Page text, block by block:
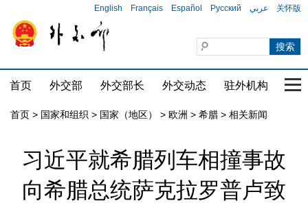
English Français Español Русский عربي 关怀版
首页 外交部 外交部长 外交动态 驻外机构 国
首页 > 国家和组织 > 国家（地区） > 欧洲 > 希腊 > 相关新闻
习近平就希腊列车相撞事故
向希腊总统萨克拉罗普卢致